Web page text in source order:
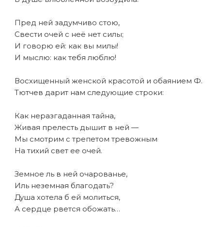
Пред ней задумчиво стою,
Свести очей с неё нет силы;
И говорю ей: как вы милы!
И мыслю: как тебя люблю!
Восхищенный женской красотой и обаянием Ф.
Тютчев дарит нам следующие строки:
Как неразгаданная тайна,
Живая прелесть дышит в ней —
Мы смотрим с трепетом тревожным
На тихий свет ее очей.
Земное ль в ней очарованье,
Иль неземная благодать?
Душа хотела б ей молиться,
А сердце рвется обожать…